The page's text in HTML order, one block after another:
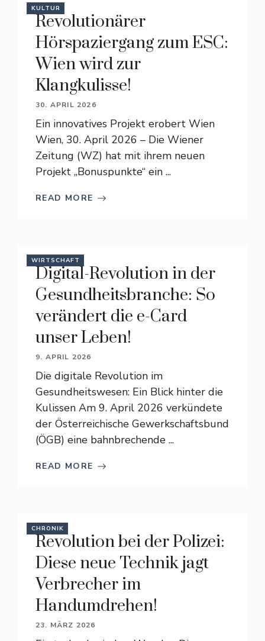
KULTUR
Revolutionärer
Hörspaziergang zum ESC:
Wien wird zur
Klangkulisse!
30. APRIL 2026
Ein innovatives Projekt erobert Wien
Wien, 30. April 2026 – Die Wiener
Zeitung (WZ) hat mit ihrem neuen
Projekt „Bonuspunkte“ ein ...
READ MORE
WIRTSCHAFT
Digital-Revolution in der
Gesundheitsbranche: So
verändert die e-Card
unser Leben!
9. APRIL 2026
Die digitale Revolution im
Gesundheitswesen: Ein Blick hinter die
Kulissen Am 9. April 2026 verkündete
der Österreichische Gewerkschaftsbund
(ÖGB) eine bahnbrechende ...
READ MORE
CHRONIK
Revolution bei der Polizei:
Diese neue Technik jagt
Verbrecher im
Handumdrehen!
23. MÄRZ 2026